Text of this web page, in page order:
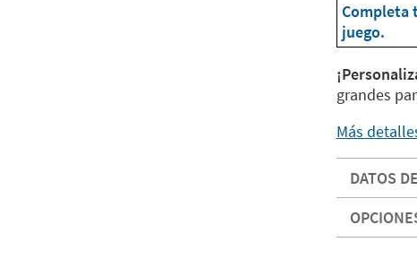
Completa
juego.
grandes
Más
DATOS